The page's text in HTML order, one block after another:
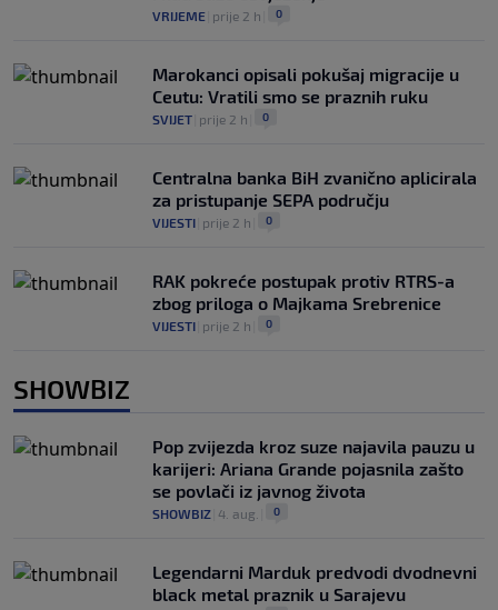
VRIJEME prije 2 h 0
Marokanci opisali pokušaj migracije u
Ceutu: Vratili smo se praznih ruku
SVIJET prije 2 h 0
Centralna banka BiH zvanično aplicirala
za pristupanje SEPA području
VIJESTI prije 2 h 0
RAK pokreće postupak protiv RTRS-a
zbog priloga o Majkama Srebrenice
VIJESTI prije 2 h 0
SHOWBIZ
Pop zvijezda kroz suze najavila pauzu u
karijeri: Ariana Grande pojasnila zašto
se povlači iz javnog života
SHOWBIZ 4. aug. 0
Legendarni Marduk predvodi dvodnevni
black metal praznik u Sarajevu